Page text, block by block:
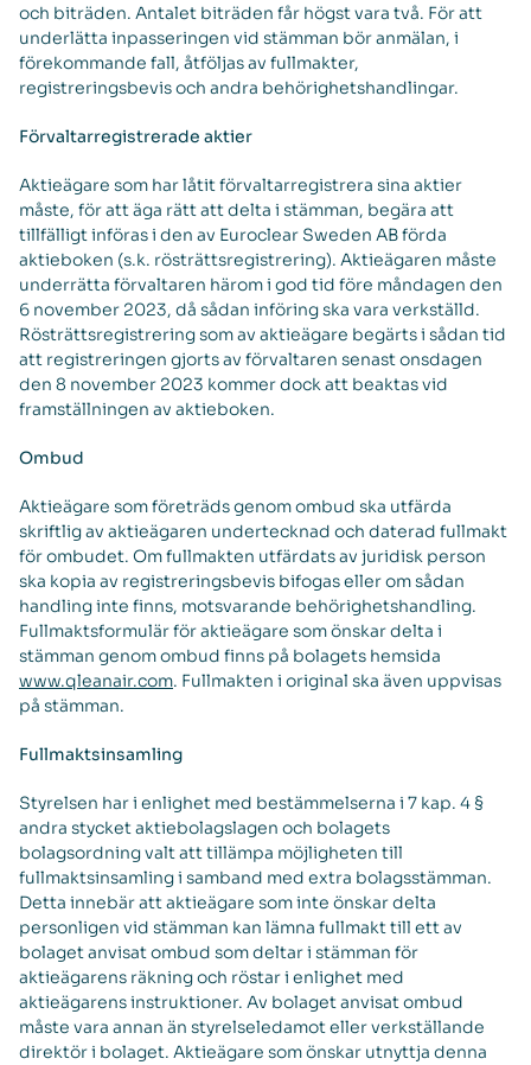
och biträden. Antalet biträden får högst vara två. För att
underlätta inpasseringen vid stämman bör anmälan, i
förekommande fall, åtföljas av fullmakter,
registreringsbevis och andra behörighetshandlingar.
Förvaltarregistrerade aktier
Aktieägare som har låtit förvaltarregistrera sina aktier
måste, för att äga rätt att delta i stämman, begära att
tillfälligt införas i den av Euroclear Sweden AB förda
aktieboken (s.k. rösträttsregistrering). Aktieägaren måste
underrätta förvaltaren härom i god tid före måndagen den
6 november 2023, då sådan införing ska vara verkställd.
Rösträttsregistrering som av aktieägare begärts i sådan tid
att registreringen gjorts av förvaltaren senast onsdagen
den 8 november 2023 kommer dock att beaktas vid
framställningen av aktieboken.
Ombud
Aktieägare som företräds genom ombud ska utfärda
skriftlig av aktieägaren undertecknad och daterad fullmakt
för ombudet. Om fullmakten utfärdats av juridisk person
ska kopia av registreringsbevis bifogas eller om sådan
handling inte finns, motsvarande behörighetshandling.
Fullmaktsformulär för aktieägare som önskar delta i
stämman genom ombud finns på bolagets hemsida
www.qleanair.com. Fullmakten i original ska även uppvisas
på stämman.
Fullmaktsinsamling
Styrelsen har i enlighet med bestämmelserna i 7 kap. 4 §
andra stycket aktiebolagslagen och bolagets
bolagsordning valt att tillämpa möjligheten till
fullmaktsinsamling i samband med extra bolagsstämman.
Detta innebär att aktieägare som inte önskar delta
personligen vid stämman kan lämna fullmakt till ett av
bolaget anvisat ombud som deltar i stämman för
aktieägarens räkning och röstar i enlighet med
aktieägarens instruktioner. Av bolaget anvisat ombud
måste vara annan än styrelseledamot eller verkställande
direktör i bolaget. Aktieägare som önskar utnyttja denna